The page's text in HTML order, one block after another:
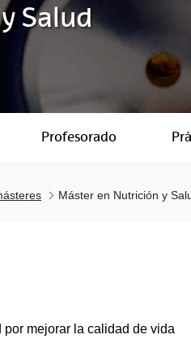
Salud
Profesorado
Máster en Nutrición y
mejorar la calidad de vida